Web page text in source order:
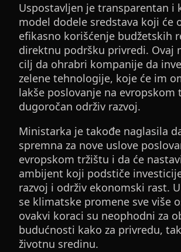
Uspostavljen je transparentan i
model dodele sredstava koji će
efikasno korišćenje budžetskih
direktnu podršku privredi. Ovaj
cilj da ohrabri kompanije da
zelene tehnologije, koje će im
lakše poslovanje na evropskom
dugoročan održiv razvoj.
Ministarka je takođe naglasila
spremna za nove uslove
evropskom tržištu i da će
ambijent koji podstiče
razvoj i održiv ekonomski rast.
se klimatske promene sve više
ovakvi koraci su neophodni za
budućnosti kako za privredu,
životnu sredinu.